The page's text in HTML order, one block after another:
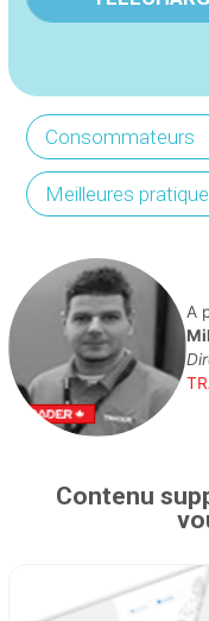
Consommateurs
Meilleures
A
Contenu